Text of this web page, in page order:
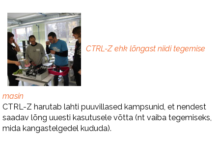
CTRL-Z ehk lõngast niidi tegemise
masin
CTRL-Z harutab lahti puuvillased kampsunid, et nendest
saadav lõng uuesti kasutusele võtta (nt vaiba tegemiseks,
mida kangastelgedel kududa).